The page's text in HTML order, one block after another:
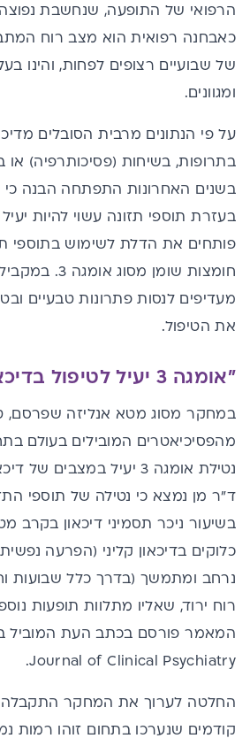
הרפואי של התופעה, שנחשבת נפוצה
כאבחנה רפואית הוא מצב רוח
של שבועיים רצופים לפחות, והינו
ומגוונים.
על פי הנתונים מרבית הסובלים
בתרופות, בשיחות (פסיכותרפיה) או
בשנים האחרונות התפתחה הבנה כי
בעזרת תוספי תזונה עשוי להיות
פותחים את הדלת לשימוש בתוספי
חומצות שומן
מעדיפים לנסות פתרונות טבעיים
את הטיפול.
"אומגה 3 יעיל לטיפול בדיכאון"
במחקר מסוג מטא אנליזה שפרסם,
מהפסיכיאטרים המובילים בעולם
נטילת אומגה 3 יעיל
ד"ר מן נמצא כי נטילה של תוספי
בשיעור ניכר תסמיני דיכאון בקרב
כלוקים בדיכאון קליני (הפרעה
נרחב ומתמשך (בדרך כלל שבועות
רוח ירוד, שאליו מתלוות תופעות
המאמר פורסם בכתב העת המוביל
Journal of Clinical Psychiatry.
החלטה לערוך את המחקר